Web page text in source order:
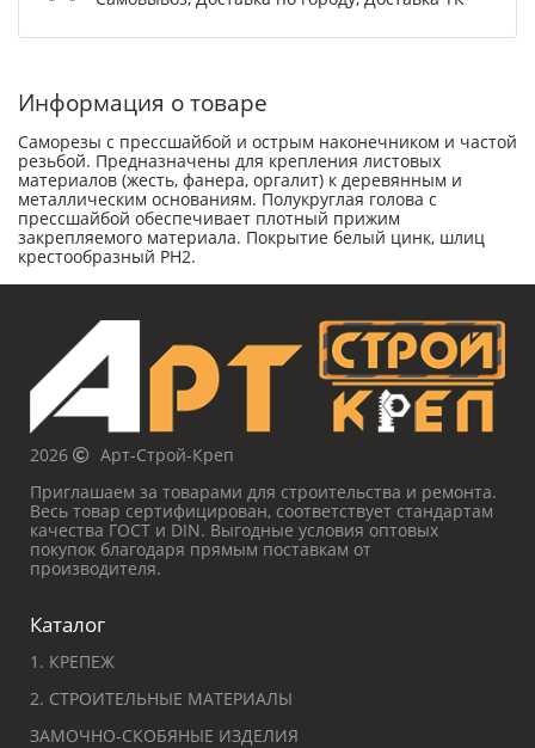
Информация о товаре
Саморезы с прессшайбой и острым наконечником и частой
резьбой. Предназначены для крепления листовых
материалов (жесть, фанера, оргалит) к деревянным и
металлическим основаниям. Полукруглая голова с
прессшайбой обеспечивает плотный прижим
закрепляемого материала. Покрытие белый цинк, шлиц
крестообразный PH2.
2026
Арт-Строй-Креп
Приглашаем за товарами для строительства и ремонта.
Весь товар сертифицирован, соответствует стандартам
качества ГОСТ и DIN. Выгодные условия оптовых
покупок благодаря прямым поставкам от
производителя.
Каталог
1. КРЕПЕЖ
2. СТРОИТЕЛЬНЫЕ МАТЕРИАЛЫ
ЗАМОЧНО-СКОБЯНЫЕ ИЗДЕЛИЯ